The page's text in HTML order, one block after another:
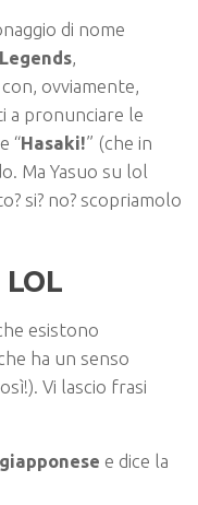
di nome
,
ovviamente,
a pronunciare le
“Hasaki!” (che in
Ma Yasuo su lol
si? no? scopriamolo
esistono
ha un senso
Vi lascio frasi
e dice la